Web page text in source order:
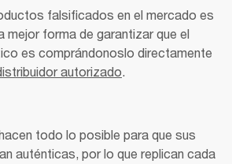
falsificados en el mercado es
mejor forma de garantizar que el
es comprándonoslo directamente
autorizado.
todo lo posible para que sus
auténticas, por lo que replican cada